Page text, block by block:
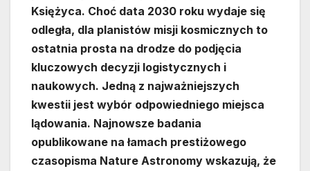
Księżyca. Choć data 2030 roku wydaje się
odległa, dla planistów misji kosmicznych to
ostatnia prosta na drodze do podjęcia
kluczowych decyzji logistycznych i
naukowych. Jedną z najważniejszych
kwestii jest wybór odpowiedniego miejsca
lądowania. Najnowsze badania
opublikowane na łamach prestiżowego
czasopisma Nature Astronomy wskazują, że